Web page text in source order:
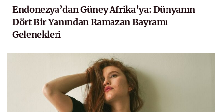
Endonezya’dan Güney Afrika’ya: Dünyanın
Dört Bir Yanından Ramazan Bayramı
Gelenekleri